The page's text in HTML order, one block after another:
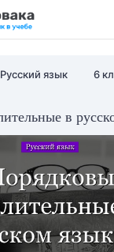
Русский язык
6
в